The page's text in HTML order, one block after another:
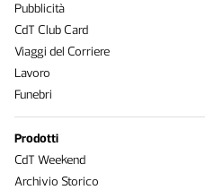
Pubblicità
CdT Club Card
Viaggi del Corriere
Lavoro
Funebri
Prodotti
CdT Weekend
Archivio Storico